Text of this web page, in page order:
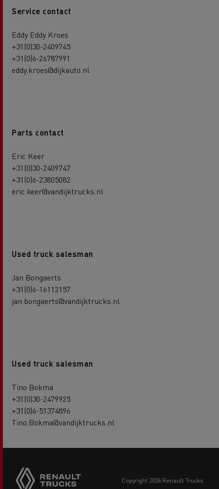
Service contact
Eddy Eddy Kroes
+31(0)30-2409745
+31(0)6-26787991
eddy.kroes@dijkauto.nl
Parts contact
Eric Keer
+31(0)30-2409747
+31(0)6-23805082
eric.keer@vandijktrucks.nl
Used truck salesman
Jan Bongaerts
+31(0)6-16112157
jan.bongaerts@vandijktrucks.nl
Used truck salesman
Tino Bokma
+31(0)30-2479925
+31(0)6-51374896
Tino.Bokma@vandijktrucks.nl
copyright 2026 Renault Trucks